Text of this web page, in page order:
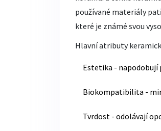
používané materiály
které je známé svou
Hlavní atributy
Estetika - napodobují
Biokompatibilita -
Tvrdost - odolávají